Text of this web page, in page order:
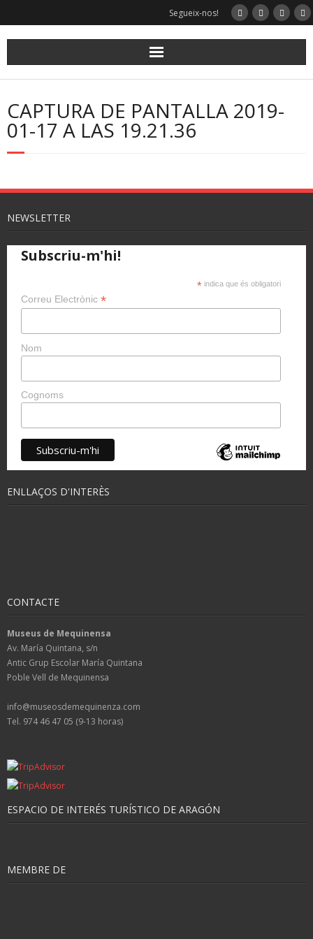
Segueix-nos!
CAPTURA DE PANTALLA 2019-
01-17 A LAS 19.21.36
NEWSLETTER
Subscriu-m'hi!
* indica que és obligatori
Correu Electrònic *
Nom
Cognoms
ENLLAÇOS D'INTERÈS
CONTACTE
Museus de Mequinensa
Av. María Quintana, s/n
Antic Grup Escolar María Quintana
Poble Vell de Mequinensa
info@museosdemequinenza.com
Tel. 974 46 47 05 (9-13 horas)
ESPACIO DE INTERÉS TURÍSTICO DE ARAGÓN
MEMBRE DE